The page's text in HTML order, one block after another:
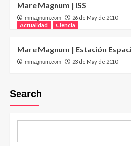
Mare Magnum | ISS
mmagnum.com
26 de May de 2010
Actualidad
Ciencia
Mare Magnum | Estación
mmagnum.com 23 de May de 2010
Search